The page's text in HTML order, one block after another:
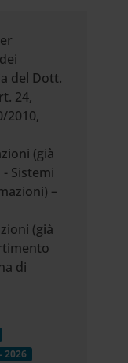
del Dott.
24,
2010,
(già
Sistemi
–
(già
di
2026